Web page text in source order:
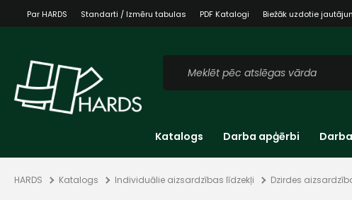
Par HARDS Standarti / Izmēru tabulas PDF Katalogi Biežāk uzdotie
Katalogs Darba apģērbi
HARDS Katalogs Individuālie aizsardzības līdzekļi Dzirdes